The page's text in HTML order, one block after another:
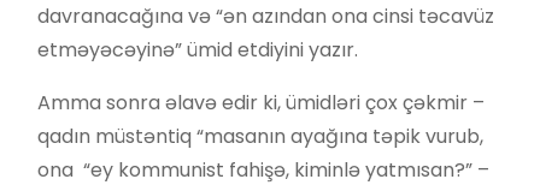
davranacağına və “ən azından ona cinsi təcavüz
etməyəcəyinə” ümid etdiyini yazır.
Amma sonra əlavə edir ki, ümidləri çox çəkmir –
qadın müstəntiq “masanın ayağına təpik vurub,
ona “ey kommunist fahişə, kiminlə yatmısan?” –